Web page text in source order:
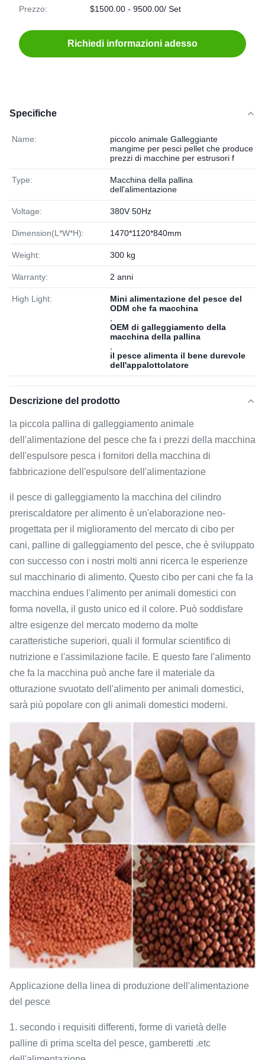
Prezzo: $1500.00 - 9500.00/ Set
Richiedi informazioni adesso
Specifiche
Name:
piccolo animale Galleggiante
mangime per pesci pellet che produce
prezzi di macchine per estrusori f
Type:
Macchina della pallina
dell'alimentazione
Voltage: 380V 50Hz
Dimension(L*W*H): 1470*1120*840mm
Weight: 300 kg
Warranty: 2 anni
High Light:
Mini alimentazione del pesce del
ODM che fa macchina
OEM di galleggiamento della
macchina della pallina
il pesce alimenta il bene durevole
dell'appalottolatore
Descrizione del prodotto
la piccola pallina di galleggiamento animale
dell'alimentazione del pesce che fa i prezzi della macchina
dell'espulsore pesca i fornitori della macchina di
fabbricazione dell'espulsore dell'alimentazione
il pesce di galleggiamento la macchina del cilindro
preriscaldatore per alimento è un'elaborazione neo-
progettata per il miglioramento del mercato di cibo per
cani, palline di galleggiamento del pesce, che è sviluppato
con successo con i nostri molti anni ricerca le esperienze
sul macchinario di alimento. Questo cibo per cani che fa la
macchina endues l'alimento per animali domestici con
forma novella, il gusto unico ed il colore. Può soddisfare
altre esigenze del mercato moderno da molte
caratteristiche superiori, quali il formular scientifico di
nutrizione e l'assimilazione facile. E questo fare l'alimento
che fa la macchina può anche fare il materiale da
otturazione svuotato dell'alimento per animali domestici,
sarà più popolare con gli animali domestici moderni.
Applicazione della linea di produzione dell'alimentazione
del pesce
1. secondo i requisiti differenti, forme di varietà delle
palline di prima scelta del pesce, gamberetti .etc